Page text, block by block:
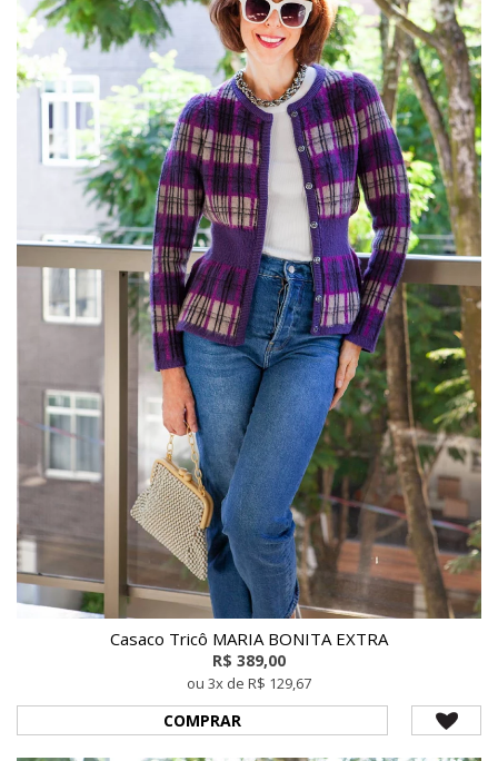
Casaco Tricô MARIA BONITA EXTRA
R$ 389,00
ou 3x de R$ 129,67
COMPRAR